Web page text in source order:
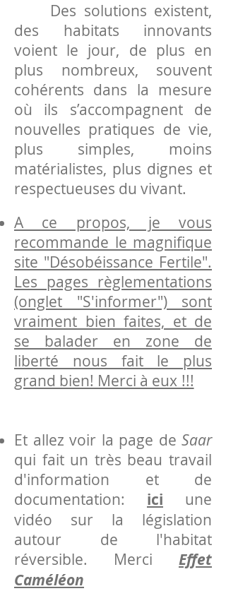
Des solutions existent,
des habitats innovants
voient le jour, de plus en
plus nombreux, souvent
cohérents dans la mesure
où ils s’accompagnent de
nouvelles pratiques de vie,
plus simples, moins
matérialistes, plus dignes et
respectueuses du vivant.
A ce propos, je vous
recommande le magnifique
site "Désobéissance Fertile".
Les pages règlementations
(onglet "S'informer") sont
vraiment bien faites, et de
se balader en zone de
liberté nous fait le plus
grand bien! Merci à eux !!!
Et allez voir la page de Saar
qui fait un très beau travail
d'information et de
documentation: ici une
vidéo sur la législation
autour de l'habitat
réversible. Merci Effet
Caméléon